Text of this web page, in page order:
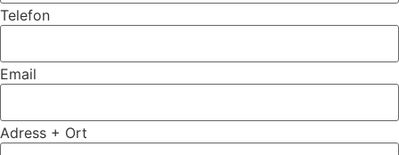
Telefon
Email
Adress + Ort